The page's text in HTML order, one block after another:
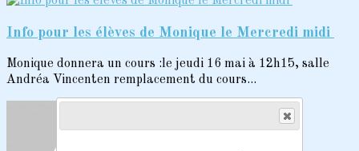
Info pour les élèves de Monique le Mercredi midi
Monique donnera un cours :le jeudi 16 mai à 12h15, salle
Andréa Vincenten remplacement du cours...